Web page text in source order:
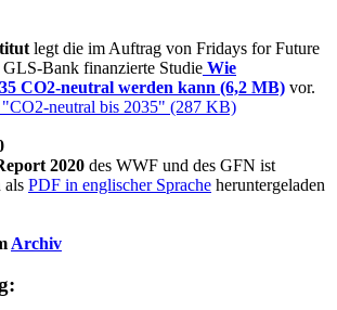
legt die im Auftrag von Fridays for Future
Bank finanzierte Studie Wie
CO2-neutral werden kann (6,2 MB) vor.
"CO2-neutral bis 2035" (287 KB)
2020 des WWF und des GFN ist
als PDF in englischer Sprache heruntergeladen
Archiv